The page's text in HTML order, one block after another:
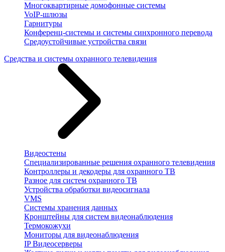
Многоквартирные домофонные системы
VoIP-шлюзы
Гарнитуры
Конференц-системы и системы синхронного перевода
Средоустойчивые устройства связи
Средства и системы охранного телевидения
Видеостены
Специализированные решения охранного телевидения
Контроллеры и декодеры для охранного ТВ
Разное для систем охранного ТВ
Устройства обработки видеосигнала
VMS
Системы хранения данных
Кронштейны для систем видеонаблюдения
Термокожухи
Мониторы для видеонаблюдения
IP Видеосерверы